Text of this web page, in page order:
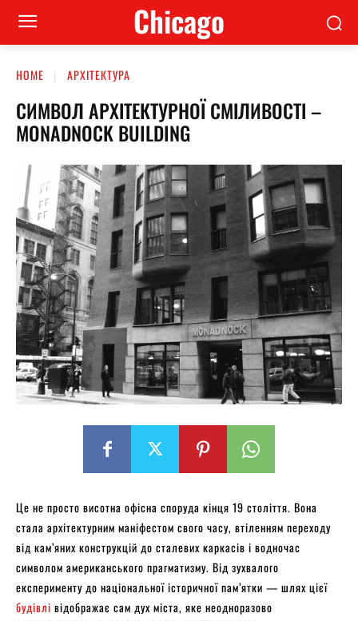
Сhicago
HOME АРХІТЕКТУРА
СИМВОЛ АРХІТЕКТУРНОЇ СМІЛИВОСТІ –
MONADNOCK BUILDING
Це не просто висотна офісна споруда кінця 19 століття. Вона
стала архітектурним маніфестом свого часу, втіленням переходу
від кам’яних конструкцій до сталевих каркасів і водночас
символом американського прагматизму. Від зухвалого
експерименту до національної історичної пам’ятки — шлях цієї
будівлі відображає сам дух міста, яке неодноразово